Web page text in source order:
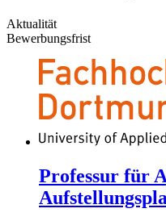
Aktualität
Bewerbungsfrist
Professur für